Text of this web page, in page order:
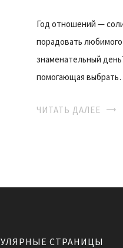
Год отношений —
порадовать
знаменательный
помогающая
ЧИТАТЬ ДАЛЕЕ
СТРАНИЦЫ